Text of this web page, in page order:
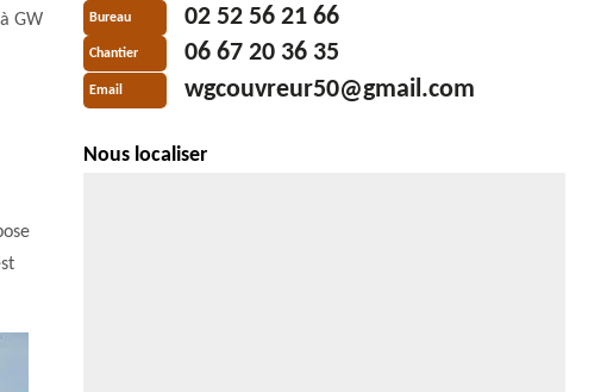
GW
Bureau 02 52 56 21 66
Chantier 06 67 20 36 35
Email wgcouvreur50@gmail.com
Nous localiser